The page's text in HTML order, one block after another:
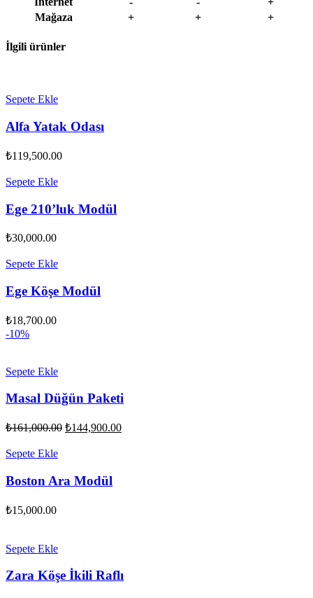
Mağaza
+ + +
İlgili ürünler
Sepete Ekle
Alfa Yatak Odası
₺119,500.00
Sepete Ekle
Ege 210’luk Modül
₺30,000.00
Sepete Ekle
Ege Köşe Modül
₺18,700.00
-10%
Sepete Ekle
Masal Düğün Paketi
₺161,000.00 Orijinal
₺144,900.00Şu
Sepete Ekle
Boston Ara Modül
₺15,000.00
Sepete Ekle
Zara Köşe İkili Raflı